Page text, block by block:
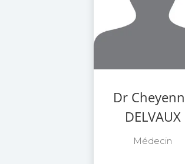
Dr
DELVAUX
Médecin